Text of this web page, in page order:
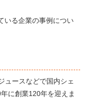
いる企業の事例につい
ュースなどで国内シェ
に創業120年を迎えま